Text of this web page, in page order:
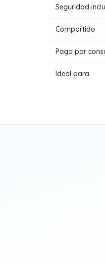
Seguridad
Compartido
Pago por
Ideal para